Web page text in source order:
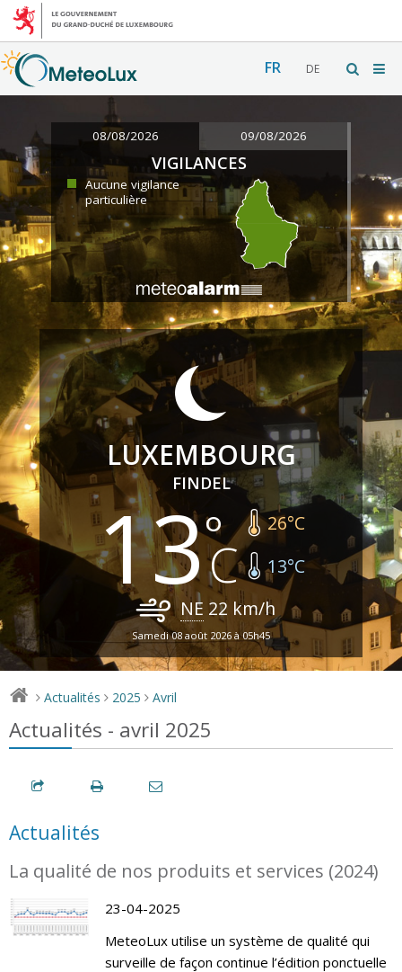
FR DE
08/08/2026 09/08/2026
VIGILANCES
Aucune vigilance
particulière
LUXEMBOURG
FINDEL
13 26°C
13°C
NE 22 km/h
Samedi 08 août 2026 à 05h45
> Actualités > 2025 > Avril
Actualités - avril 2025
Actualités
La qualité de nos produits et services (2024)
23-04-2025
MeteoLux utilise un système de qualité qui
surveille de façon continue l’édition ponctuelle